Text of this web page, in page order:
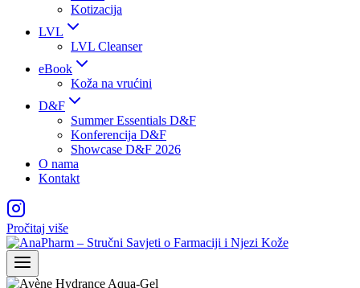
Kotizacija
LVL
LVL Cleanser
eBook
Koža na vrućini
D&F
Summer Essentials D&F
Konferencija D&F
Showcase D&F 2026
O nama
Kontakt
Pročitaj više